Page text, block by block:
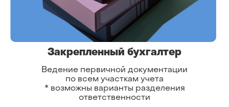
Ведение первичной документации
по всем участкам учета
* возможны варианты разделения
ответственности
Закрепленный бухгалтер